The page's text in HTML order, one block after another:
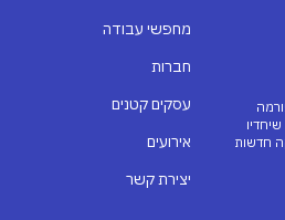
חדשות
מחפשי עבודה
חברות
עסקים קטנים
אירועים
יצירת קשר